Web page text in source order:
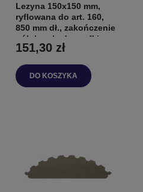
Lezyna 150x150 mm,
ryflowana do art. 160,
850 mm dł., zakończenie
półokrągłe do szafki
151,30 zł
DO KOSZYKA